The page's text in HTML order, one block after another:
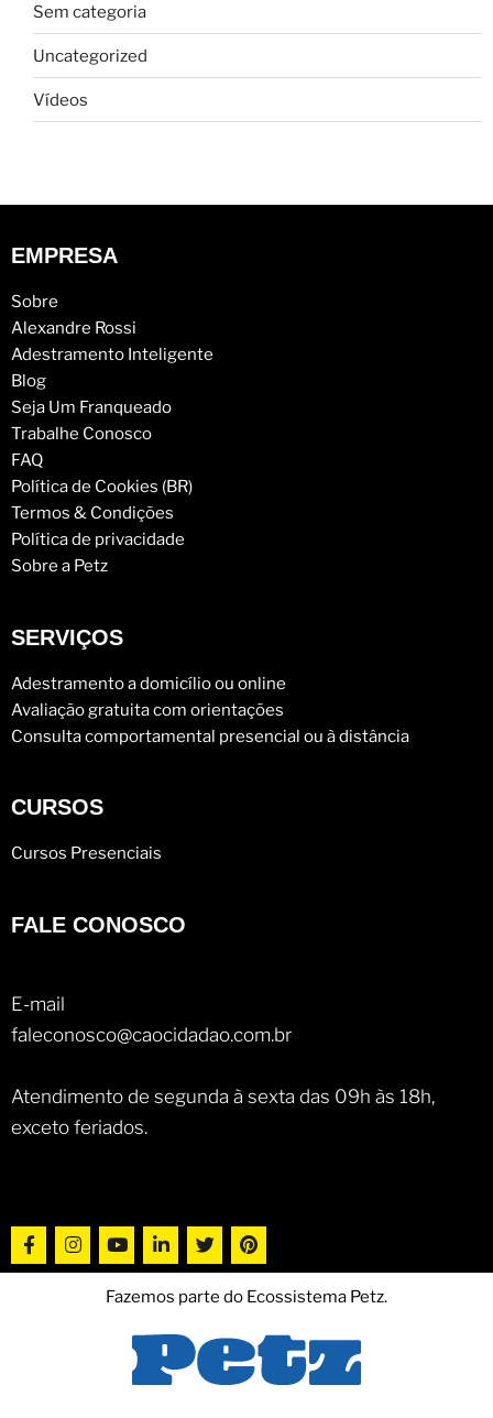
Sem categoria
Uncategorized
Vídeos
EMPRESA
Sobre
Alexandre Rossi
Adestramento Inteligente
Blog
Seja Um Franqueado
Trabalhe Conosco
FAQ
Política de Cookies (BR)
Termos & Condições
Política de privacidade
Sobre a Petz
SERVIÇOS
Adestramento a domicílio ou online
Avaliação gratuita com orientações
Consulta comportamental presencial ou à distância
CURSOS
Cursos Presenciais
FALE CONOSCO
E-mail
faleconosco@caocidadao.com.br
Atendimento de segunda à sexta das 09h às 18h,
exceto feriados.
Fazemos parte do Ecossistema Petz.